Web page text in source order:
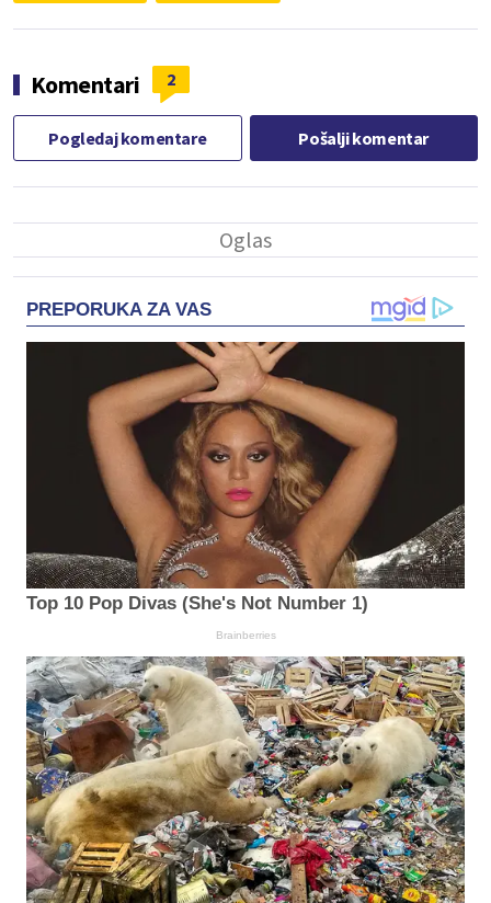
Komentari 2
Pogledaj komentare Pošalji komentar
PREPORUKA ZA VAS
Top 10 Pop Divas (She's Not Number 1)
Brainberries